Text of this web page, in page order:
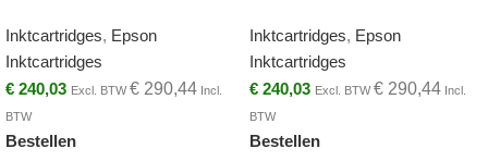
Inktcartridges, Epson
Inktcartridges
€ 240,03 Excl. BTW€ 290,44 Incl.
BTW
Bestellen
Inktcartridges, Epson
Inktcartridges
€ 240,03 Excl. BTW€ 290,44 Incl.
BTW
Bestellen